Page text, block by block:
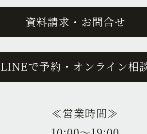
資料請求・お問合せ
LINEで予約・オンライン相
≪営業時間≫